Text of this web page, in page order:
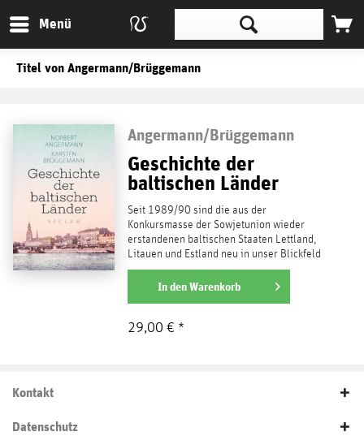
Menü
Titel von Angermann/Brüggemann
Angermann/Brüggemann
Geschichte der
baltischen Länder
Seit 1989/90 sind die aus der
Konkursmasse der Sowjetunion wieder
erstandenen baltischen Staaten Lettland,
Litauen und Estland neu in unser Blickfeld
gerückt. Alle gehören der...
weiterlesen
In denWarenkorb
29,00 € *
Kontakt
Datenschutz